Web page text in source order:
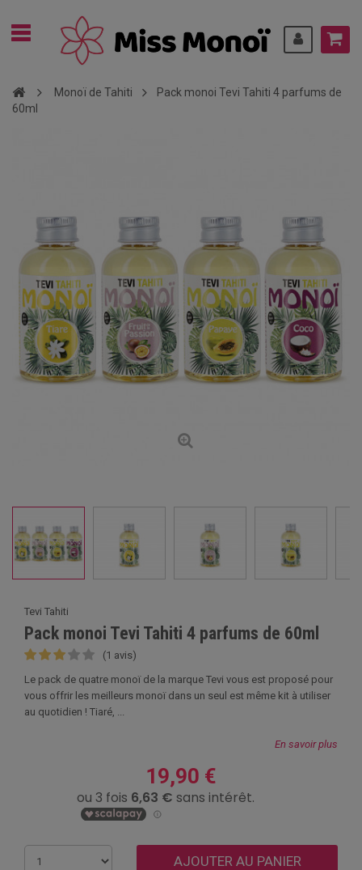
Monoï de Tahiti
Pack monoi Tevi Tahiti 4 parfums de
60ml
Tevi Tahiti
Pack monoi Tevi Tahiti 4 parfums de 60ml
(1 avis)
Le pack de quatre monoï de la marque Tevi vous est proposé pour
vous offrir les meilleurs monoï dans un seul est même kit à utiliser
au quotidien ! Tiaré, ...
En savoir plus
19,90 €
AJOUTER AU PANIER